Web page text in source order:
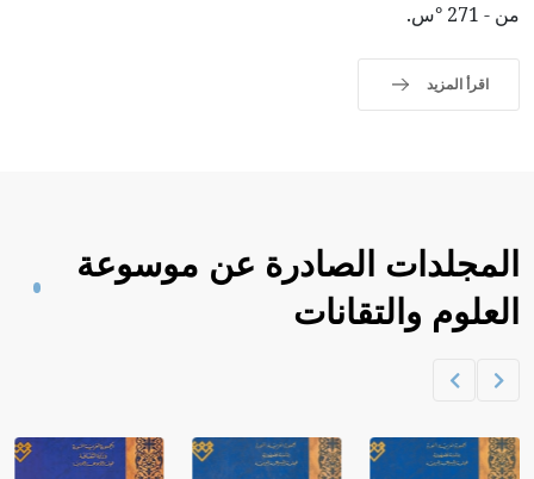
من - 271 °س.
اقرأ المزيد
المجلدات الصادرة عن موسوعة
العلوم والتقانات